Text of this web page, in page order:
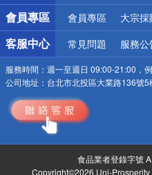
會員專區 會員專區 大宗採
客服中心 常見問題 服務公
服務時間： 週一至週日 09:00-21:00，
公司地址： 台北市北投區大業路136號5
食品業者登錄字號
Copyright©2026 Uni-